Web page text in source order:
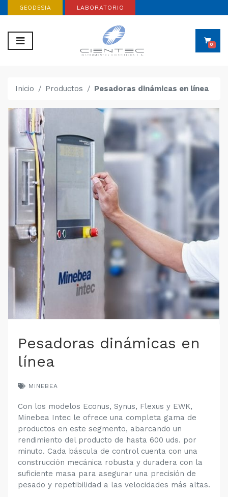
GEODESIA LABORATORIO
0
Inicio Productos Pesadoras dinámicas en línea
Pesadoras dinámicas en
línea
MINEBEA
Con los modelos Econus, Synus, Flexus y EWK,
Minebea Intec le ofrece una completa gama de
productos en este segmento, abarcando un
rendimiento del producto de hasta 600 uds. por
minuto. Cada báscula de control cuenta con una
construcción mecánica robusta y duradera con la
suficiente masa para asegurar una precisión de
pesado y repetibilidad a las velocidades más altas.